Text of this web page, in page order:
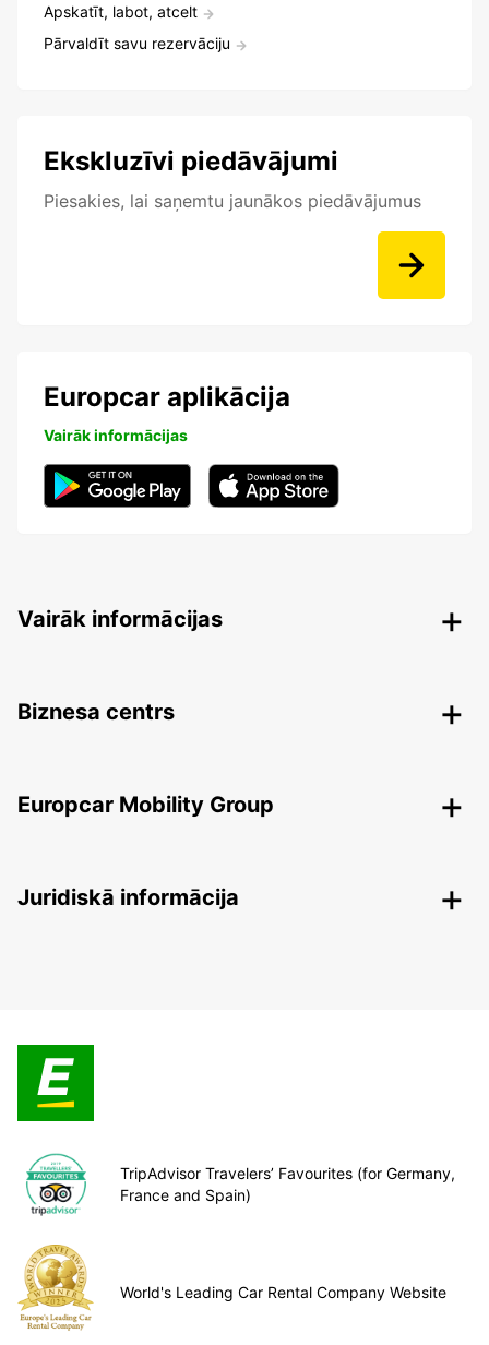
Apskatīt, labot, atcelt
Pārvaldīt savu rezervāciju
Ekskluzīvi piedāvājumi
Piesakies, lai saņemtu jaunākos piedāvājumus
Europcar aplikācija
Vairāk informācijas
Vairāk informācijas
Biznesa centrs
Europcar Mobility Group
Juridiskā informācija
TripAdvisor Travelers’ Favourites (for Germany,
France and Spain)
World's Leading Car Rental Company Website